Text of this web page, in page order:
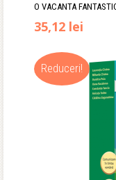
O VACANTA
Prețul
inițial
a
35,12 lei
este:
Reduceri!